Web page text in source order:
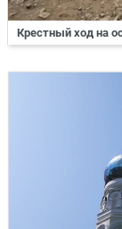
Крестный ход на